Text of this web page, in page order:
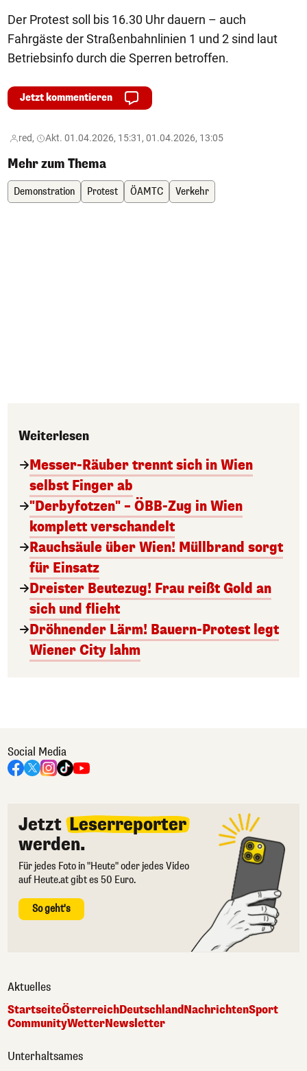
Der Protest soll bis 16.30 Uhr dauern – auch
Fahrgäste der Straßenbahnlinien 1 und 2 sind laut
Betriebsinfo durch die Sperren betroffen.
Jetzt kommentieren
red, Akt. 01.04.2026, 15:31, 01.04.2026, 13:05
Mehr zum Thema
Demonstration Protest ÖAMTC Verkehr
Weiterlesen
Messer-Räuber trennt sich in Wien
selbst Finger ab
"Derbyfotzen" – ÖBB-Zug in Wien
komplett verschandelt
Rauchsäule über Wien! Müllbrand sorgt
für Einsatz
Dreister Beutezug! Frau reißt Gold an
sich und flieht
Dröhnender Lärm! Bauern-Protest legt
Wiener City lahm
Social Media
Jetzt Leserreporter
werden.
Für jedes Foto in "Heute" oder jedes Video
auf Heute.at gibt es 50 Euro.
So geht's
Aktuelles
StartseiteÖsterreichDeutschlandNachrichtenSport
CommunityWetterNewsletter
Unterhaltsames